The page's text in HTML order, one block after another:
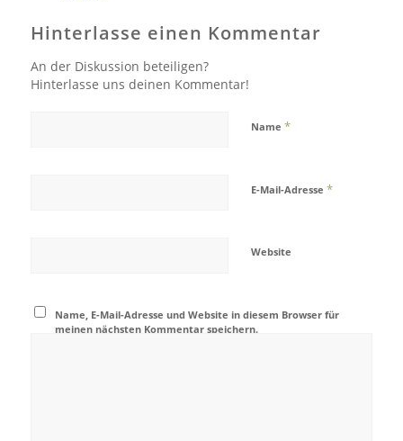
Hinterlasse einen Kommentar
An der Diskussion beteiligen?
Hinterlasse uns deinen Kommentar!
Name *
E-Mail-Adresse *
Website
Name, E-Mail-Adresse und Website in diesem Browser für
meinen nächsten Kommentar speichern.